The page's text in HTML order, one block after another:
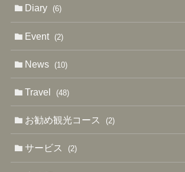
Diary (6)
Event (2)
News (10)
Travel (48)
お勧め観光コース (2)
サービス (2)